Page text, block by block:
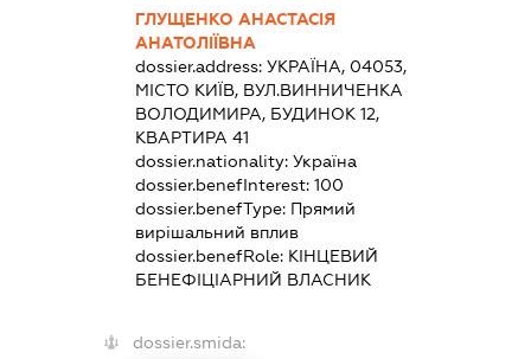
ГЛУЩЕНКО АНАСТАСІЯ
АНАТОЛІЇВНА
dossier.address:УКРАЇНА, 04053,
МІСТО КИЇВ, ВУЛ.ВИННИЧЕНКА
ВОЛОДИМИРА, БУДИНОК 12,
КВАРТИРА 41
dossier.nationality:Україна
dossier.benefInterest:100
dossier.benefType: Прямий
вирішальний вплив
dossier.benefRole: КІНЦЕВИЙ
БЕНЕФІЦІАРНИЙ ВЛАСНИК
dossier.smida: